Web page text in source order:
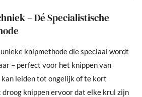
– Dé Specialistische
knipmethode die speciaal wordt
– perfect voor het knippen van
leiden tot ongelijk of te kort
knippen ervoor dat elke krul zijn